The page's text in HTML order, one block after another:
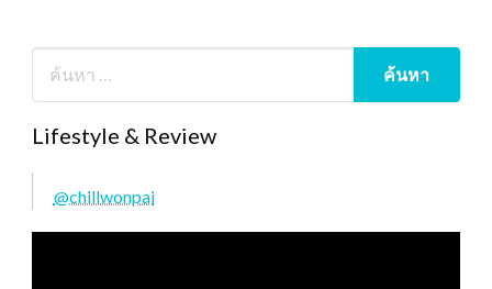
Lifestyle & Review
@chillwonpai